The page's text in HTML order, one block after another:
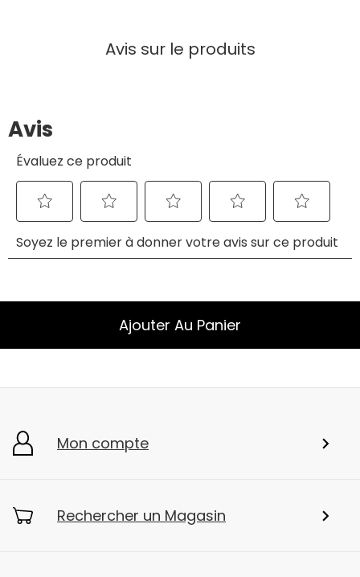
Avis sur le produits
Ajouter Au Panier
Mon compte
Rechercher un Magasin